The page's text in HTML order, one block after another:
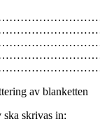
av blanketten
ska skrivas in: